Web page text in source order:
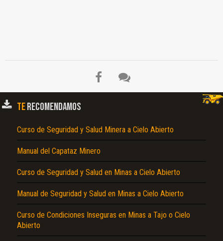
TERECOMENDAMOS
Curso de Seguridad y Salud Minera a Cielo Abierto
Manual del Capataz Minero
Curso de Seguridad y Salud en Minas a Cielo Abierto
Manual de Seguridad y Salud en Minas a Cielo Abierto
Curso de Condiciones Inseguras en Minas a Tajo o Cielo
Abierto
El Título es incorrecto según el contenido.